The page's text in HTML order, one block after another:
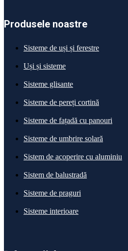
Produsele noastre
Sisteme de uși și ferestre
Uși și sisteme
Sisteme glisante
Sisteme de pereți cortină
Sisteme de fațadă cu panouri
Sisteme de umbrire solară
Sistem de acoperire cu aluminiu
Sistem de balustradă
Sisteme de praguri
Sisteme interioare